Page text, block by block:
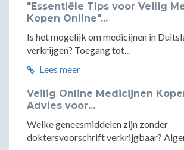
"Essentiële Tips voor Veilig
Kopen Online"...
Is het mogelijk om medicijnen in
verkrijgen? Toegang tot...
Lees meer
Veilig Online Medicijnen
Advies voor...
Welke geneesmiddelen zijn zonder
doktersvoorschrift verkrijgbaar?